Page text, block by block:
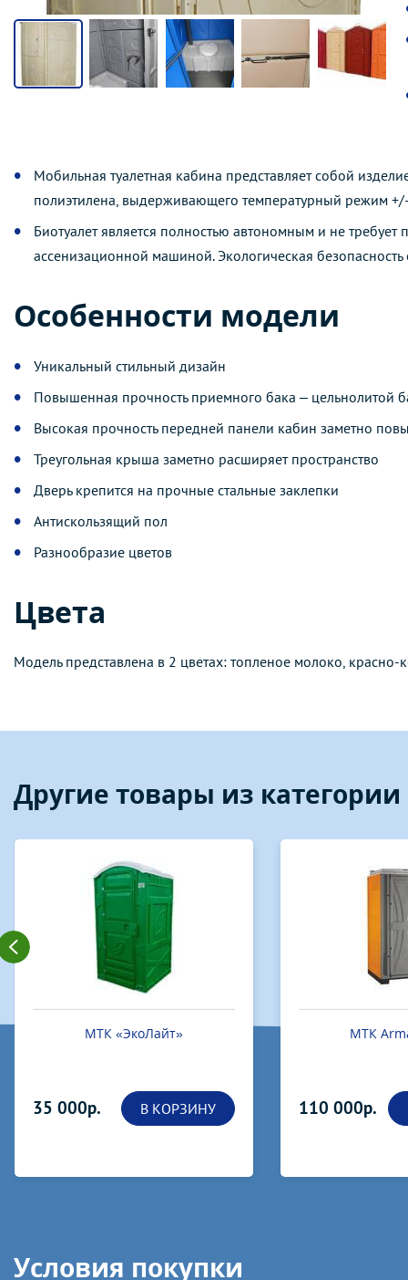
Мобильная туалетная кабина представляет собой
полиэтилена, выдерживающего температурный режим
Биотуалет является полностью автономным и не
ассенизационной машиной. Экологическая
Особенности модели
Уникальный стильный дизайн
Повышенная прочность приемного бака – цельнолитой
Высокая прочность передней панели кабин заметно
Треугольная крыша заметно расширяет пространство
Дверь крепится на прочные стальные заклепки
Антискользящий пол
Разнообразие цветов
Цвета
Модель представлена в 2 цветах: топленое молоко, красно-
Другие товары из
МТК «ЭкоЛайт»
35 000р. В КОРЗИНУ
МТК
110 000р.
Условия покупки